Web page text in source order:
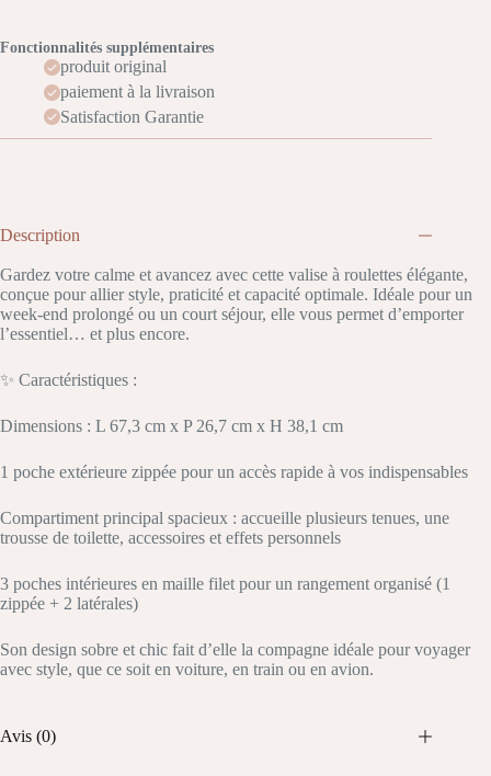
Fonctionnalités supplémentaires
produit original
paiement à la livraison
Satisfaction Garantie
Description
Gardez votre calme et avancez avec cette valise à roulettes élégante,
conçue pour allier style, praticité et capacité optimale. Idéale pour un
week-end prolongé ou un court séjour, elle vous permet d’emporter
l’essentiel… et plus encore.
✨ Caractéristiques :
Dimensions : L 67,3 cm x P 26,7 cm x H 38,1 cm
1 poche extérieure zippée pour un accès rapide à vos indispensables
Compartiment principal spacieux : accueille plusieurs tenues, une
trousse de toilette, accessoires et effets personnels
3 poches intérieures en maille filet pour un rangement organisé (1
zippée + 2 latérales)
Son design sobre et chic fait d’elle la compagne idéale pour voyager
avec style, que ce soit en voiture, en train ou en avion.
Avis (0)